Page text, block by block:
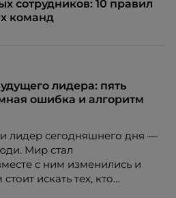
сотрудников: 10 правил
команд
лидера: пять
ошибка и алгоритм
лидер сегодняшнего дня —
Мир стал
с ним изменились и
искать тех, кто